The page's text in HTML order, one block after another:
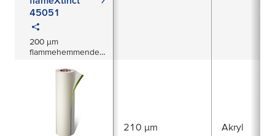
45051
200 µm
flammehemmende
210 µm Akryl